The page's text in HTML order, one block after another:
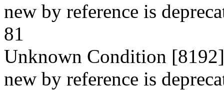
new by reference is
81
Unknown Condition
new by reference is